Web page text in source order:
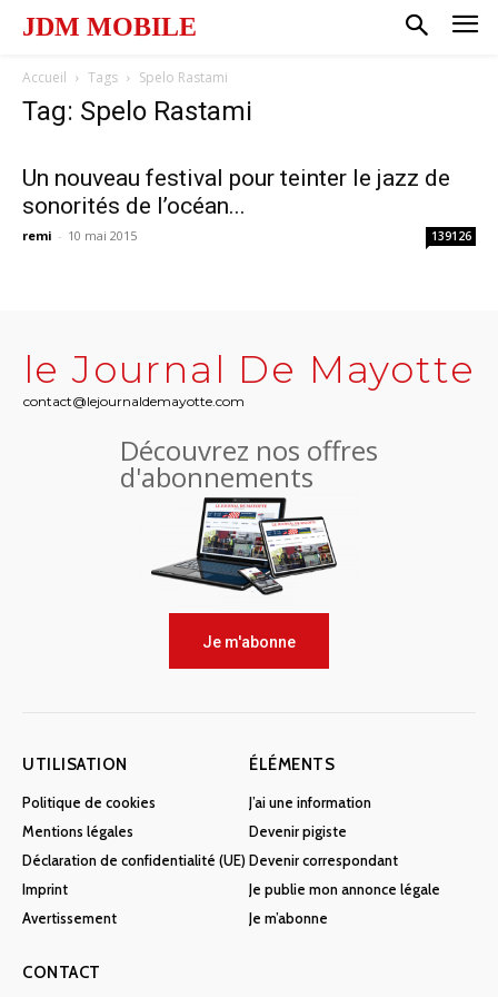
JDM MOBILE
Accueil Tags Spelo Rastami
Tag: Spelo Rastami
Un nouveau festival pour teinter le jazz de
sonorités de l’océan...
remi - 10 mai 2015 139126
le Journal De Mayotte
contact@lejournaldemayotte.com
Découvrez nos offres
d'abonnements
Je m'abonne
UTILISATION
Politique de cookies
Mentions légales
Déclaration de confidentialité (UE)
Imprint
Avertissement
ÉLÉMENTS
J’ai une information
Devenir pigiste
Devenir correspondant
Je publie mon annonce légale
Je m’abonne
CONTACT